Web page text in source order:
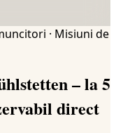
· Misiuni de
– la 5
direct